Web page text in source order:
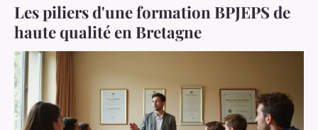
Les piliers d'une formation BPJEPS de
haute qualité en Bretagne